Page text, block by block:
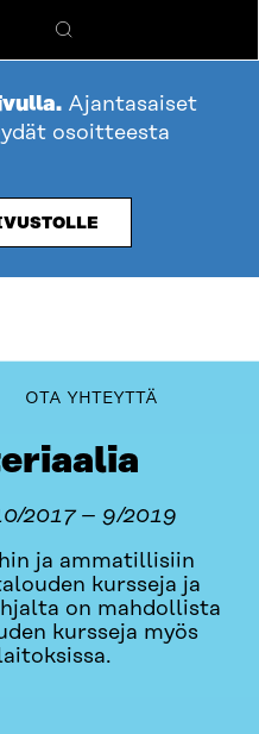
Hae
Ajantasaiset
osoitteesta
2017 – 9/2019
ja ammatillisiin
kursseja ja
on mahdollista
kursseja myös
table_of_contents
OTA YHTEYTTÄ